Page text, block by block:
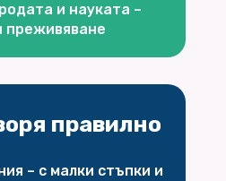
и науката –
преживяване
правилно
– с малки стъпки и